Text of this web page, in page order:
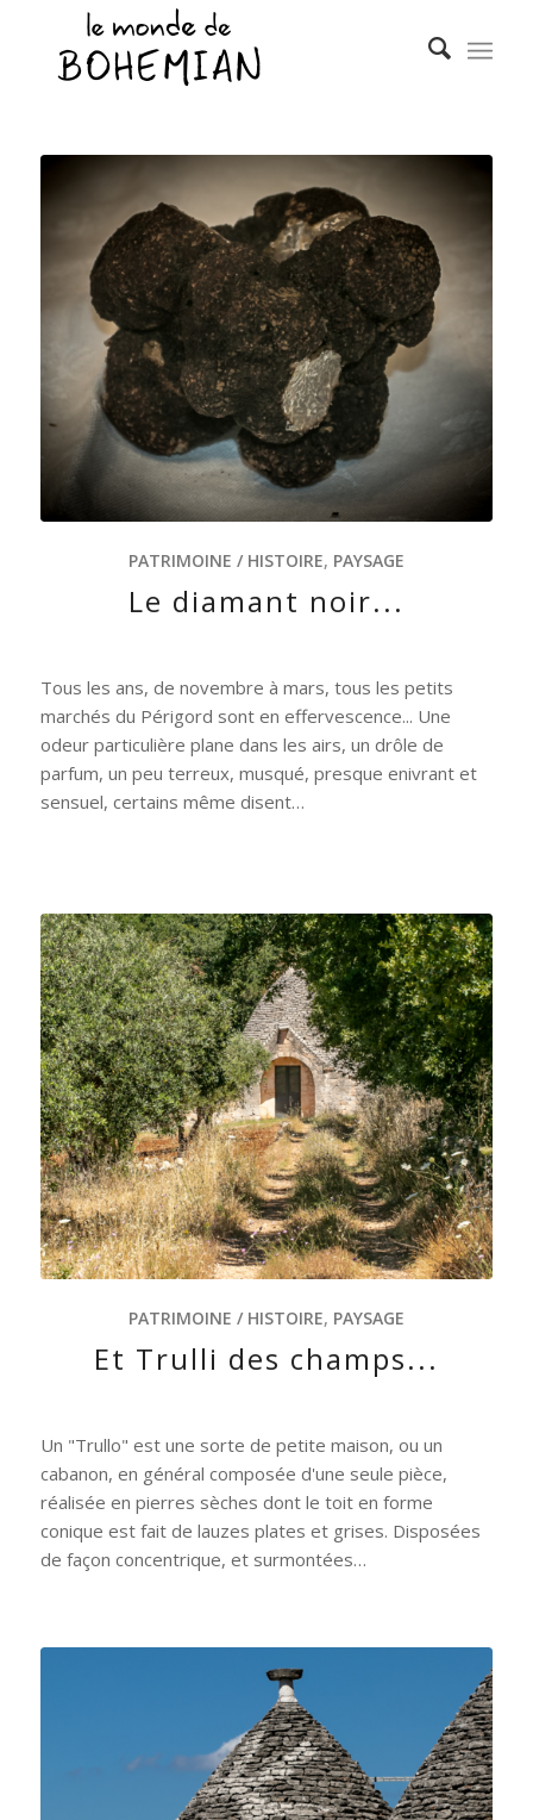
PATRIMOINE / HISTOIRE, PAYSAGE
Le diamant noir...
Tous les ans, de novembre à mars, tous les petits
marchés du Périgord sont en effervescence... Une
odeur particulière plane dans les airs, un drôle de
parfum, un peu terreux, musqué, presque enivrant et
sensuel, certains même disent…
PATRIMOINE / HISTOIRE, PAYSAGE
Et Trulli des champs...
Un "Trullo" est une sorte de petite maison, ou un
cabanon, en général composée d'une seule pièce,
réalisée en pierres sèches dont le toit en forme
conique est fait de lauzes plates et grises. Disposées
de façon concentrique, et surmontées…